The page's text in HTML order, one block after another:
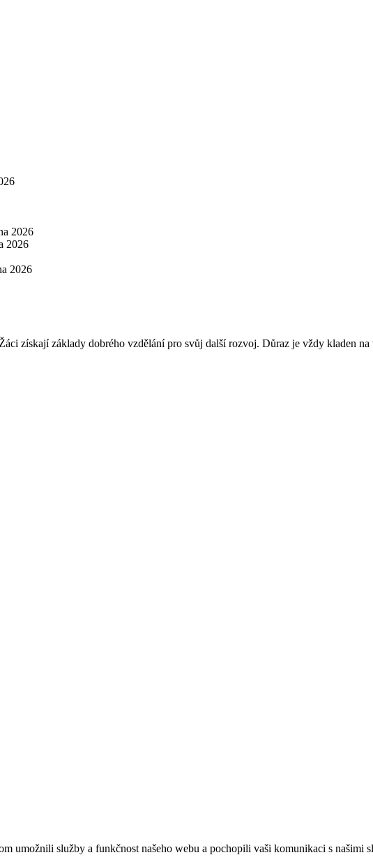
2026
2026
2026
získají základy dobrého vzdělání pro svůj další rozvoj. Důraz je vždy kladen
umožnili služby a funkčnost našeho webu a pochopili vaši komunikaci s